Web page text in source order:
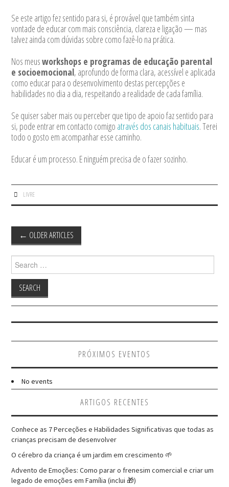
Se este artigo fez sentido para si, é provável que também sinta
vontade de educar com mais consciência, clareza e ligação — mas
talvez ainda com dúvidas sobre como fazê-lo na prática.
Nos meusworkshops e programas de educação parental
e socioemocional, aprofundo de forma clara, acessível e aplicada
como educar para o desenvolvimento destas percepções e
habilidades no dia a dia, respeitando a realidade de cada família.
Se quiser saber mais ou perceber que tipo de apoio faz sentido para
si, pode entrar em contacto comigo através dos canais habituais. Terei
todo o gosto em acompanhar esse caminho.
Educar é um processo. E ninguém precisa de o fazer sozinho.
LIVRE
Post
navigation
← OLDER ARTICLES
for:
PRÓXIMOS EVENTOS
No events
ARTIGOS RECENTES
Conhece as 7 Perceções e Habilidades Significativas que todas as
crianças precisam de desenvolver
O cérebro da criança é um jardim em crescimento 🌱
Advento de Emoções: Como parar o frenesim comercial e criar um
legado de emoções em Família (inclui 🎁)